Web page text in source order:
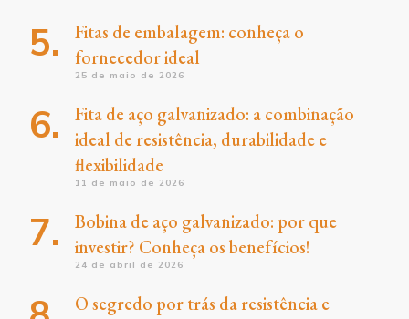
Fitas de embalagem: conheça o
fornecedor ideal
25 de maio de 2026
Fita de aço galvanizado: a combinação
ideal de resistência, durabilidade e
flexibilidade
11 de maio de 2026
Bobina de aço galvanizado: por que
investir? Conheça os benefícios!
24 de abril de 2026
O segredo por trás da resistência e